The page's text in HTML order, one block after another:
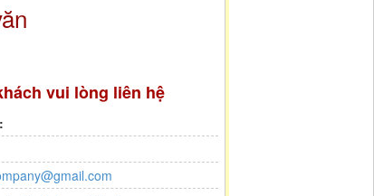
vui lòng liên hệ